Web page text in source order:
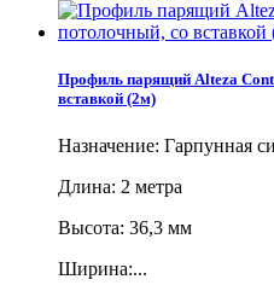
Профиль парящий Alteza
вставкой (2м)
Назначение: Гарпунная
Длина: 2 метра
Высота: 36,3 мм
Ширина:...